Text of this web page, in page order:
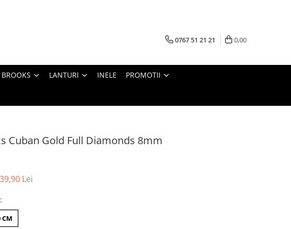
0767 51 21 21 0,00
LANTURI INELE PROMOTII
Cuban Gold Full Diamonds 8mm
Lei
:
CM